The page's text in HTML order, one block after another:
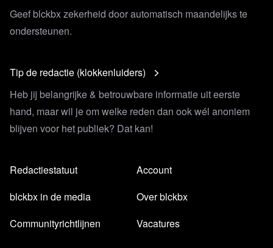
#earthquake in this region (South-Central Turkey,
Jordan, Syria, Lebanon)
Never Been Closer'
Twitter NieuwsuurChina lijkt steeds feller uit te halen
naar Amerika
Video SSGEOSPlanetary/Seismic Update 19 February
de Fabeltjeskrant
Twitter @MarionKoopmans | 14-10-2020
Artikel nos.nlRusland schort laatste nucleaire verdrag
Geef blckbx zekerheid door automatisch maandelijks te
ondersteunen.
Tip de redactie (klokkenluiders)
Heb jij belangrijke & betrouwbare informatie uit eerste
hand, maar wil je om welke reden dan ook wél anoniem
blijven voor het publiek? Dat kan!
Redactiestatuut
blckbx in de media
Communityrichtlijnen
Account
Over blckbx
Vacatures